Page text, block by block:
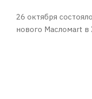
26 октября
нового Масломart в